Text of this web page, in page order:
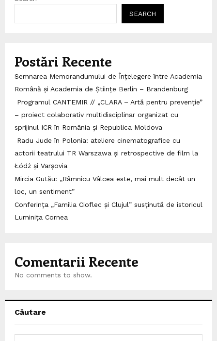
SEARCH
Postări Recente
Semnarea Memorandumului de Înțelegere între Academia
Română și Academia de Științe Berlin – Brandenburg
Programul CANTEMIR // „CLARA – Artă pentru prevenție”
– proiect colaborativ multidisciplinar organizat cu
sprijinul ICR în România și Republica Moldova
Radu Jude în Polonia: ateliere cinematografice cu
actorii teatrului TR Warszawa și retrospective de film la
Łódź și Varșovia
Mircia Gutău: „Râmnicu Vâlcea este, mai mult decât un
loc, un sentiment”
Conferința „Familia Cioflec și Clujul” susținută de istoricul
Luminița Cornea
Comentarii Recente
No comments to show.
Căutare